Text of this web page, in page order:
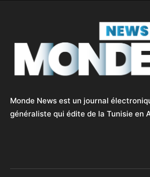
Monde News est un journal
généraliste qui édite de la Tunisie en